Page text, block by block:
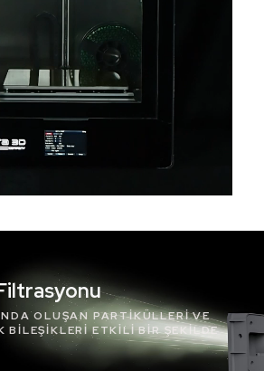
OLUŞAN PARTIKÜLLERI VE
BILEŞIKLERI ETKILI BIR ŞEKILDE